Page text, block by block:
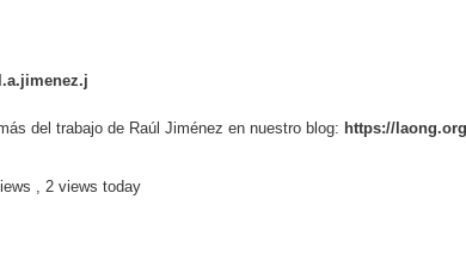
del trabajo de Raúl Jiménez en nuestro blog: https://
, 2 views today